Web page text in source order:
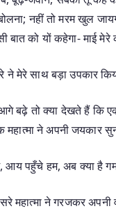
नहीं तो मरम खुल
को यों कहेगा- माई मेरे
ने मेरे साथ बड़ा उपकार
बढ़े तो क्या देखते हैं कि
महात्मा ने अपनी
आय पहुँचे हम, अब क्या है
महात्मा ने गरजकर